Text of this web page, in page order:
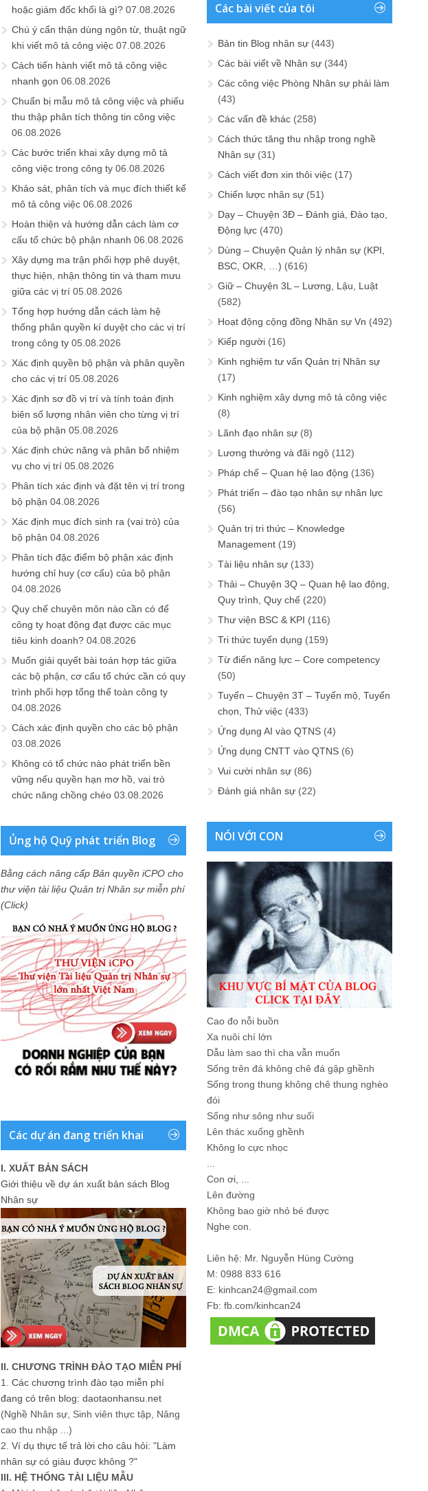
hoặc giám đốc khối là gì? 07.08.2026
Chú ý cẩn thận dùng ngôn từ, thuật ngữ
khi viết mô tả công việc 07.08.2026
Cách tiến hành viết mô tả công việc
nhanh gọn 06.08.2026
Chuẩn bị mẫu mô tả công việc và phiếu
thu thập phân tích thông tin công việc
06.08.2026
Các bước triển khai xây dựng mô tả
công việc trong công ty 06.08.2026
Khảo sát, phân tích và mục đích thiết kế
mô tả công việc 06.08.2026
Hoàn thiện và hướng dẫn cách làm cơ
cấu tổ chức bộ phận nhanh 06.08.2026
Xây dựng ma trận phối hợp phê duyệt,
thực hiện, nhận thông tin và tham mưu
giữa các vị trí 05.08.2026
Tổng hợp hướng dẫn cách làm hệ
thống phân quyền kí duyệt cho các vị trí
trong công ty 05.08.2026
Xác định quyền bộ phận và phân quyền
cho các vị trí 05.08.2026
Xác định sơ đồ vị trí và tính toán định
biên số lượng nhân viên cho từng vị trí
của bộ phận 05.08.2026
Xác định chức năng và phân bổ nhiệm
vụ cho vị trí 05.08.2026
Phân tích xác định và đặt tên vị trí trong
bộ phận 04.08.2026
Xác định mục đích sinh ra (vai trò) của
bộ phận 04.08.2026
Phân tích đặc điểm bộ phận xác định
hướng chỉ huy (cơ cấu) của bộ phận
04.08.2026
Quy chế chuyên môn nào cần có để
công ty hoạt động đạt được các mục
tiêu kinh doanh? 04.08.2026
Muốn giải quyết bài toán hợp tác giữa
các bộ phận, cơ cấu tổ chức cần có quy
trình phối hợp tổng thể toàn công ty
04.08.2026
Cách xác định quyền cho các bộ phận
03.08.2026
Không có tổ chức nào phát triển bền
vững nếu quyền hạn mơ hồ, vai trò
chức năng chồng chéo 03.08.2026
Ủng hộ Quỹ phát triển Blog
Bằng cách nâng cấp Bản quyền iCPO cho
thư viện tài liệu Quản trị Nhân sự miễn phí
(Click)
Các dự án đang triển khai
I. XUẤT BẢN SÁCH
Giới thiệu về dự án xuất bản sách Blog
Nhân sự
II. CHƯƠNG TRÌNH ĐÀO TẠO MIỄN PHÍ
1. Các chương trình đào tạo miễn phí
đang có trên blog: daotaonhansu.net
(Nghề Nhân sự, Sinh viên thực tập, Nâng
cao thu nhập ...)
2. Ví dụ thực tế trả lời cho câu hỏi: "Làm
nhân sự có giàu được không ?"
III. HỆ THỐNG TÀI LIỆU MẪU
Các bài viết của tôi
Bản tin Blog nhân sự (443)
Các bài viết về Nhân sự (344)
Các công việc Phòng Nhân sự phải làm
(43)
Các vấn đề khác (258)
Cách thức tăng thu nhập trong nghề
Nhân sự (31)
Cách viết đơn xin thôi việc (17)
Chiến lược nhân sự (51)
Dạy – Chuyện 3Đ – Đánh giá, Đào tạo,
Động lực (470)
Dùng – Chuyện Quản lý nhân sự (KPI,
BSC, OKR, …) (616)
Giữ – Chuyện 3L – Lương, Lậu, Luật
(582)
Hoạt động cộng đồng Nhân sự Vn (492)
Kiếp người (16)
Kinh nghiệm tư vấn Quản trị Nhân sự
(17)
Kinh nghiệm xây dựng mô tả công việc
(8)
Lãnh đạo nhân sự (8)
Lương thưởng và đãi ngộ (112)
Pháp chế – Quan hệ lao động (136)
Phát triển – đào tạo nhân sự nhân lực
(56)
Quản trị tri thức – Knowledge
Management (19)
Tài liệu nhân sự (133)
Thải – Chuyện 3Q – Quan hệ lao động,
Quy trình, Quy chế (220)
Thư viện BSC & KPI (116)
Tri thức tuyển dụng (159)
Từ điển năng lực – Core competency
(50)
Tuyển – Chuyện 3T – Tuyển mộ, Tuyển
chọn, Thử việc (433)
Ứng dụng AI vào QTNS (4)
Ứng dụng CNTT vào QTNS (6)
Vui cười nhân sự (86)
Đánh giá nhân sự (22)
NÓI VỚI CON
Cao đo nỗi buồn
Xa nuôi chí lớn
Dẫu làm sao thì cha vẫn muốn
Sống trên đá không chê đá gập ghềnh
Sống trong thung không chê thung nghèo
đói
Sống như sông như suối
Lên thác xuống ghềnh
Không lo cực nhọc
Con ơi, ...
Lên đường
Không bao giờ nhỏ bé được
Nghe con.
Liên hệ: Mr. Nguyễn Hùng Cường
M: 0988 833 616
E: kinhcan24@gmail.com
Fb: fb.com/kinhcan24